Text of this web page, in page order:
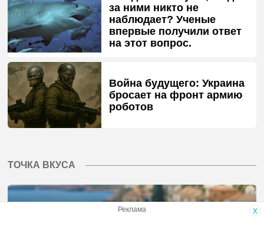
за ними никто не
наблюдает? Ученые
впервые получили ответ
на этот вопрос.
Война будущего: Украина
бросает на фронт армию
роботов
ТОЧКА ВКУСА
Средиземноморская диета оказалась полезна
x
Реклама